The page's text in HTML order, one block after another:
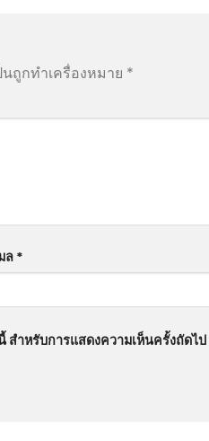
ถูกทำเครื่องหมาย *
ล *
สำหรับการแสดงความเห็นครั้งถัดไป